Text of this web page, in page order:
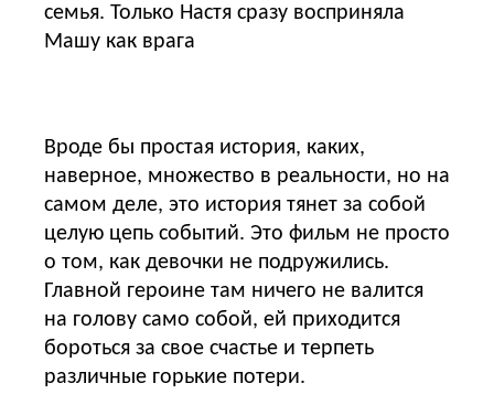
семья. Только Настя сразу восприняла
Машу как врага
Вроде бы простая история, каких,
наверное, множество в реальности, но на
самом деле, это история тянет за собой
целую цепь событий. Это фильм не просто
о том, как девочки не подружились.
Главной героине там ничего не валится
на голову само собой, ей приходится
бороться за свое счастье и терпеть
различные горькие потери.